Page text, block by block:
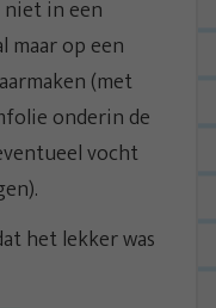
in een
maar op een
(met
onderin de
vocht
het lekker was